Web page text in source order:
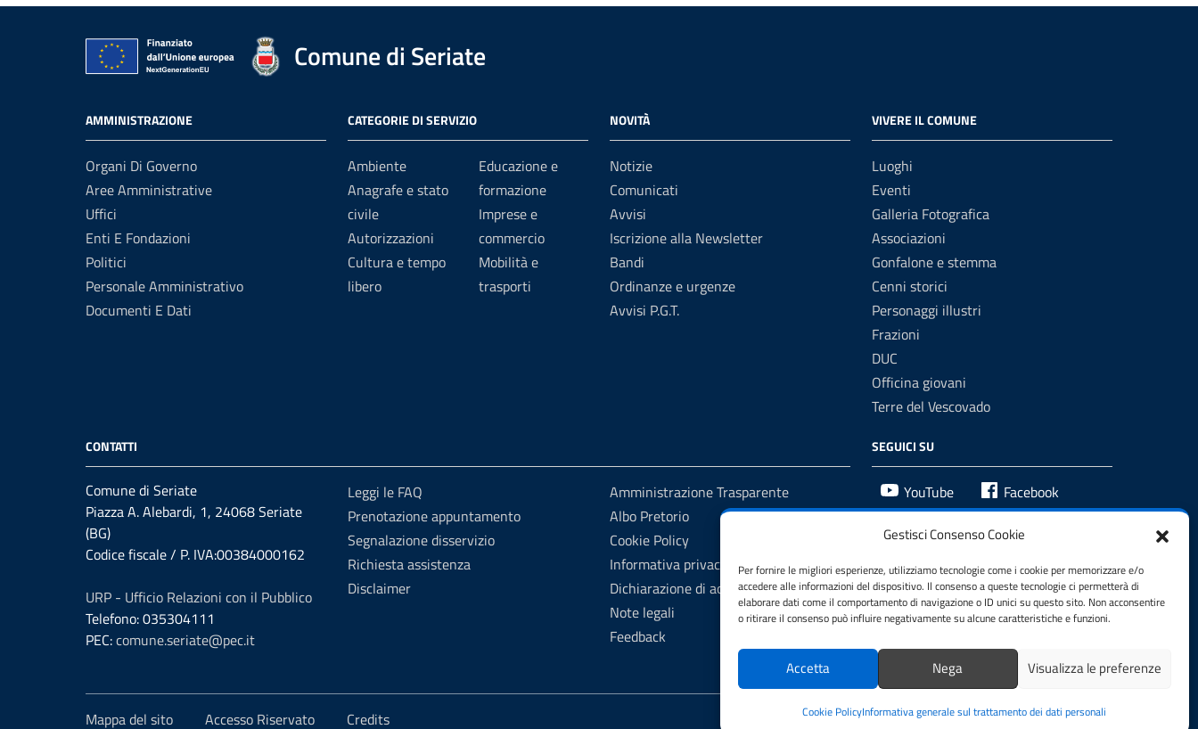
Gestisci Consenso Cookie
Per fornire le migliori esperienze, utilizziamo tecnologie come i cookie per memorizzare e/o
accedere alle informazioni del dispositivo. Il consenso a queste tecnologie ci permetterà di
elaborare dati come il comportamento di navigazione o ID unici su questo sito. Non acconsentire
o ritirare il consenso può influire negativamente su alcune caratteristiche e funzioni.
Accetta Nega Visualizza le preferenze
Cookie PolicyInformativa generale sul trattamento dei dati personali
Comune di Seriate
AMMINISTRAZIONE
Organi Di Governo
Aree Amministrative
Uffici
Enti E Fondazioni
Politici
Personale Amministrativo
Documenti E Dati
CATEGORIE DI SERVIZIO
Ambiente
Anagrafe e stato
civile
Autorizzazioni
Cultura e tempo
libero
Educazione e
formazione
Imprese e
commercio
Mobilità e
trasporti
NOVITÀ
Notizie
Comunicati
Avvisi
Iscrizione alla Newsletter
Bandi
Ordinanze e urgenze
Avvisi P.G.T.
VIVERE IL COMUNE
Luoghi
Eventi
Galleria Fotografica
Associazioni
Gonfalone e stemma
Cenni storici
Personaggi illustri
Frazioni
DUC
Officina giovani
Terre del Vescovado
CONTATTI
Comune di Seriate
Piazza A. Alebardi, 1, 24068 Seriate
(BG)
Codice fiscale / P. IVA:00384000162
URP - Ufficio Relazioni con il Pubblico
Telefono: 035304111
PEC:comune.seriate@pec.it
Leggi le FAQ
Prenotazione appuntamento
Segnalazione disservizio
Richiesta assistenza
Disclaimer
Amministrazione Trasparente
Albo Pretorio
Cookie Policy
Informativa privacy
Dichiarazione di accessibilità
Note legali
Feedback
SEGUICI SU
YouTube Facebook
Mappa del sito Accesso Riservato Credits